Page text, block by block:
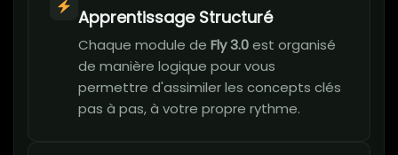
Apprentissage Structuré
Chaque module de Fly 3.0est organisé
de manière logique pour vous
permettre d'assimiler les concepts clés
pas à pas, à votre propre rythme.